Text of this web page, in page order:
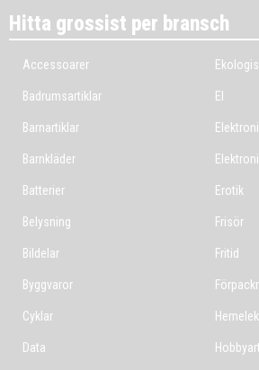
Hitta grossist per bransch
Accessoarer
Badrumsartiklar
Barnartiklar
Barnkläder
Batterier
Belysning
Bildelar
Byggvaror
Cyklar
Data
El
Erotik
Frisör
Fritid